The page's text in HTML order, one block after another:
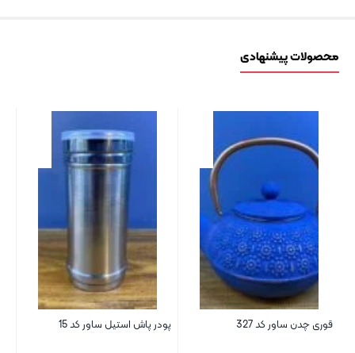
محصولات پیشنهادی
قوری چدن ساور کد 327 پودر پاش استیل ساور کد 15